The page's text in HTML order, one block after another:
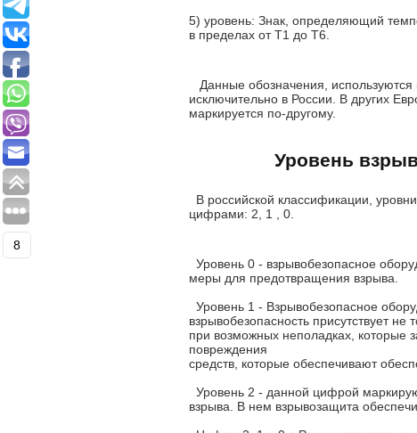
5) уровень: Знак, определяющий
в пределах от Т1 до Т6.
Данные обозначения, используются
исключительно в России. В других
маркируется по-другому.
Уровень
В российской классификации,
цифрами: 2, 1 , 0.
Уровень 0 - взрывобезопасное
меры для предотвращения взрыва.
Уровень 1 - Взрывобезопасное
взрывобезопасность присутствует
при возможных неполадках, которые
повреждения
средств, которые обеспечивают
Уровень 2 - данной цифрой
взрыва. В нем взрывозащита
8